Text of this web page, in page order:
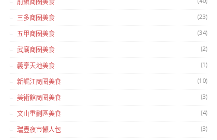
三多商圈美食 (23)
五甲商圈美食 (34)
武廟商圈美食 (2)
義享天地美食 (1)
新崛江商圈美食 (10)
美術館商圈美食 (3)
文山重劃區美食 (4)
瑞豐夜市懶人包 (3)